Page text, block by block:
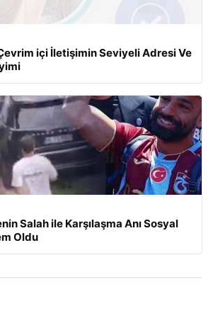
içi İletişimin Seviyeli Adresi Ve
Salah ile Karşılaşma Anı Sosyal
Oldu